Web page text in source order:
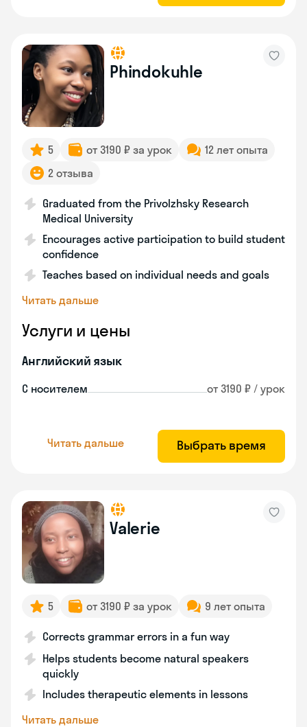
Phindokuhle
5 от 3190 ₽ за урок
12 лет опыта
2 отзыва
Graduated from the Privolzhsky Research
Medical University
Encourages active participation to build student
confidence
Teaches based on individual needs and goals
Читать дальше
Услуги и цены
Английский язык
С носителем от 3190 ₽ / урок
Читать дальше Выбрать время
Valerie
5 от 3190 ₽ за урок 9 лет опыта
Corrects grammar errors in a fun way
Helps students become natural speakers
quickly
Includes therapeutic elements in lessons
Читать дальше